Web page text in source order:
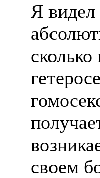
Я видел
своем